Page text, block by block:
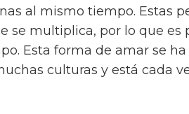
al mismo tiempo. Estas
se multiplica, por lo que es
Esta forma de amar se
culturas y está cada